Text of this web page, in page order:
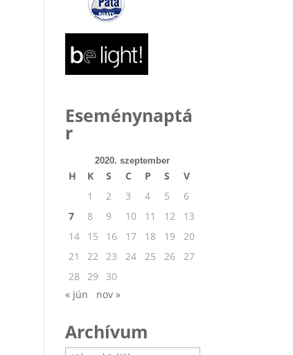
Eseménynaptá
r
2020. szeptember
H K S C P S
V
1
2 3 4 5
6
7
8 9 10 11 12
13
14
15 16 17 18 19
20
21
22 23 24 25 26
27
28
29
30
« jún
nov »
Archívum